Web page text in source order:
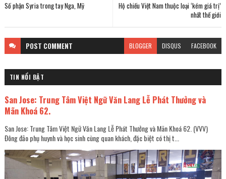
Hộ chiếu Việt Nam thuộc loại ‘kém giá trị’
nhất thế giới
Số phận Syria trong tay Nga, Mỹ
POST COMMENT BLOGGER DISQUS FACEBOOK
TIN NỔI BẬT
San Jose: Trung Tâm Việt Ngữ Văn Lang Lễ Phát Thưởng và
Mãn Khoá 62.
San Jose: Trung Tâm Việt Ngữ Văn Lang Lễ Phát Thưởng và Mãn Khoá 62. (VVV)
Đông đảo phụ huynh và học sinh cùng quan khách, đặc biệt có thị t...